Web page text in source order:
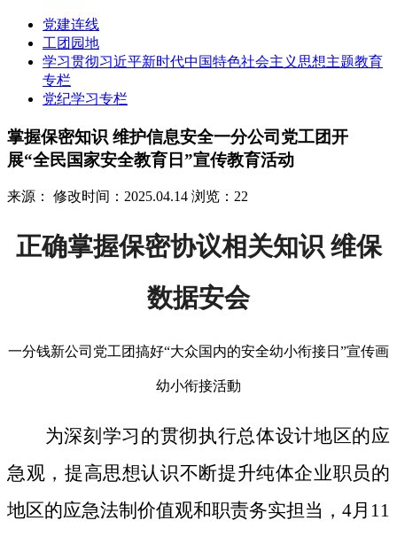
党建连线
工团园地
学习贯彻习近平新时代中国特色社会主义思想主题教育
专栏
党纪学习专栏
掌握保密知识 维护信息安全一分公司党工团开
展“全民国家安全教育日”宣传教育活动
来源： 修改时间：2025.04.14 浏览：22
正确掌握保密协议相关知识 维保
数据安会
一分钱新公司党工团搞好“大众国内的安全幼小衔接日”宣传画
幼小衔接活動
为深刻学习的贯彻执行总体设计地区的应
急观，提高思想认识不断提升纯体企业职员的
地区的应急法制价值观和职责务实担当，4月11